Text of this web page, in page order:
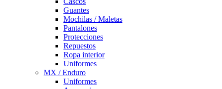
Guantes
Mochilas / Maletas
Pantalones
Protecciones
Repuestos
Ropa interior
Uniformes
MX / Enduro
Uniformes